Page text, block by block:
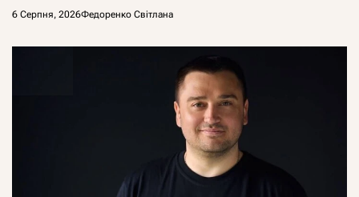
6 Серпня, 2026Федоренко Світлана